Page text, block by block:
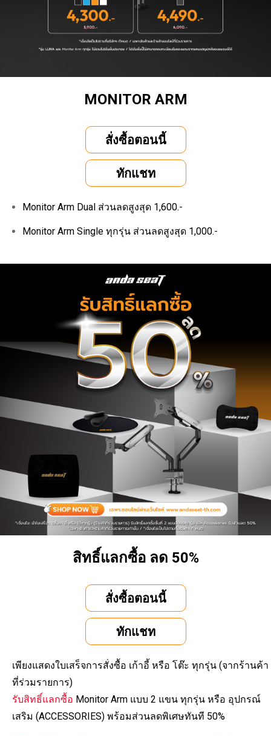
MONITOR ARM
สั่งซื้อตอนนี้
ทักแชท
Monitor Arm Dual ส่วนลดสูงสุด 1,600.-
Monitor Arm Single ทุกรุ่น ส่วนลดสูงสุด 1,000.-
สิทธิ์แลกซื้อ ลด 50%
สั่งซื้อตอนนี้
ทักแชท
เพียงแสดงใบเสร็จการสั่งซื้อ เก้าอี้ หรือ โต๊ะ ทุกรุ่น (จากร้านค้า
ที่ร่วมรายการ)
รับสิทธิ์แลกซื้อ Monitor Arm แบบ 2 แขน ทุกรุ่น หรือ อุปกรณ์
เสริม (ACCESSORIES) พร้อมส่วนลดพิเศษทันที 50%